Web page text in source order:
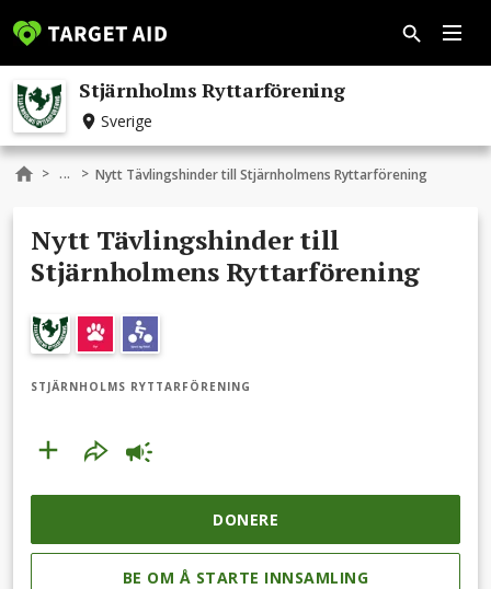
Stjärnholms Ryttarförening
Sverige
> ... > Nytt Tävlingshinder till Stjärnholmens Ryttarförening
Nytt Tävlingshinder till
Stjärnholmens Ryttarförening
STJÄRNHOLMS RYTTARFÖRENING
DONERE
BE OM Å STARTE INNSAMLING